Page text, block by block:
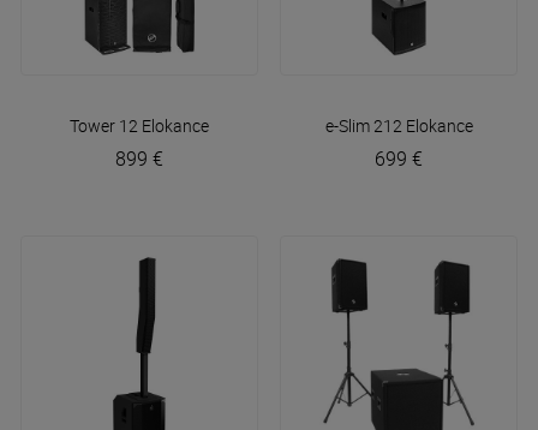
Tower 12 Elokance
899 €
e-Slim 212 Elokance
699 €